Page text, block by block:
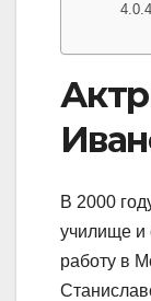
В 2000
училище и
работу в